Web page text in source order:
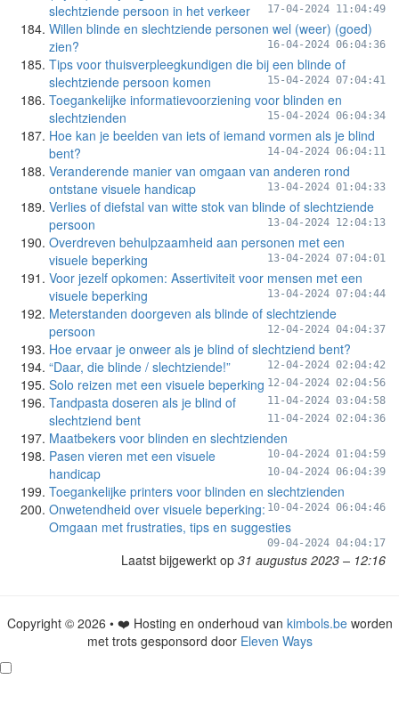
slechtziende persoon in het verkeer
17-04-2024 11:04:49
Willen blinde en slechtziende personen wel (weer) (goed)
zien?
16-04-2024 06:04:36
Tips voor thuisverpleegkundigen die bij een blinde of
slechtziende persoon komen
15-04-2024 07:04:41
Toegankelijke informatievoorziening voor blinden en
slechtzienden
15-04-2024 06:04:34
Hoe kan je beelden van iets of iemand vormen als je blind
bent?
14-04-2024 06:04:11
Veranderende manier van omgaan van anderen rond
ontstane visuele handicap
13-04-2024 01:04:33
Verlies of diefstal van witte stok van blinde of slechtziende
persoon
13-04-2024 12:04:13
Overdreven behulpzaamheid aan personen met een
visuele beperking
13-04-2024 07:04:01
Voor jezelf opkomen: Assertiviteit voor mensen met een
visuele beperking
13-04-2024 07:04:44
Meterstanden doorgeven als blinde of slechtziende
persoon
12-04-2024 04:04:37
Hoe ervaar je onweer als je blind of slechtziend bent?
12-04-2024 02:04:42
“Daar, die blinde / slechtziende!”
12-04-2024 02:04:56
Solo reizen met een visuele beperking
11-04-2024 03:04:58
Tandpasta doseren als je blind of
slechtziend bent
11-04-2024 02:04:36
Maatbekers voor blinden en slechtzienden
10-04-2024 01:04:59
Pasen vieren met een visuele
handicap
10-04-2024 06:04:39
Toegankelijke printers voor blinden en slechtzienden
10-04-2024 06:04:46
Onwetendheid over visuele beperking:
Omgaan met frustraties, tips en suggesties
09-04-2024 04:04:17
Laatst bijgewerkt op 31 augustus 2023 – 12:16
Copyright © 2026 • ❤️ Hosting en onderhoud van kimbols.beworden
met trots gesponsord door Eleven Ways